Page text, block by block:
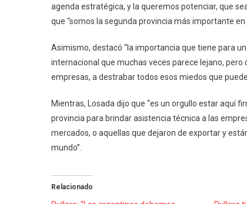
agenda estratégica, y la queremos potenciar, que
que “somos la segunda provincia más importante en
Asimismo, destacó “la importancia que tiene para
internacional que muchas veces parece lejano,
empresas, a destrabar todos esos miedos que
Mientras, Losada dijo que “es un orgullo estar aquí
provincia para brindar asistencia técnica a las
mercados, o aquellas que dejaron de exportar y
mundo”.
Relacionado